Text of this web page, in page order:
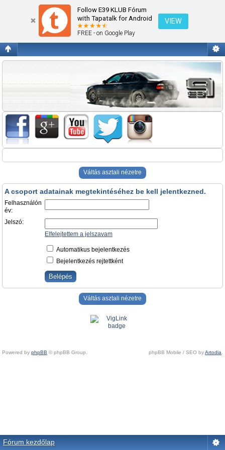
Follow E39 KLUB Fórum
with Tapatalk for Android
FREE - on Google Play
VIEW
Belépés
Váltás asztali nézetre
A csoport adatainak megtekintéséhez be kell jelentkezned.
Felhasználón
év:
Jelszó:
Elfelejtettem a jelszavam
Automatikus bejelentkezés
Bejelentkezés rejtettként
Váltás asztali nézetre
Powered by phpBB © phpBB Group. phpBB Mobile / SEO byArtodia.
Fórum kezdőlap